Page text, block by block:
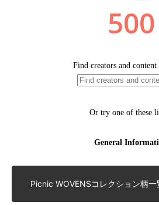
Picnic WOVENSコレクション柄一